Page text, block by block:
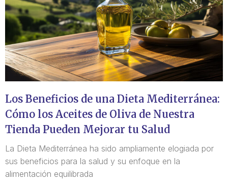
Los Beneficios de una Dieta Mediterránea:
Cómo los Aceites de Oliva de Nuestra
Tienda Pueden Mejorar tu Salud
La Dieta Mediterránea ha sido ampliamente elogiada por
sus beneficios para la salud y su enfoque en la
alimentación equilibrada